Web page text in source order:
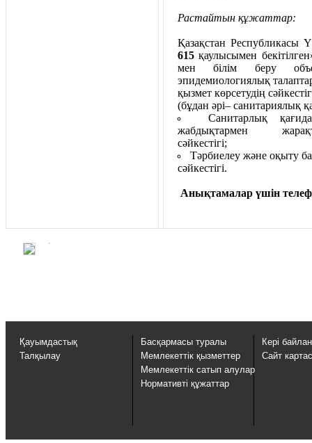
Растайтын құжаттар:
Қазақстан Республикасы
615қаулысымен
мен білім беру
эпидемиологиялық
қызмет көрсетудің
(бұдан әрі– санитариялық
Санитарлық
жабдықтармен
Тәрбиелеу және оқыту
Анықтамалар үшін т
Қауымдастық
Талқылау
Басқармасы туралы
Мемлекеттік қызметтер
Мемлекеттік сатып алулар
Нормативті құжаттар
Кері
Сайт